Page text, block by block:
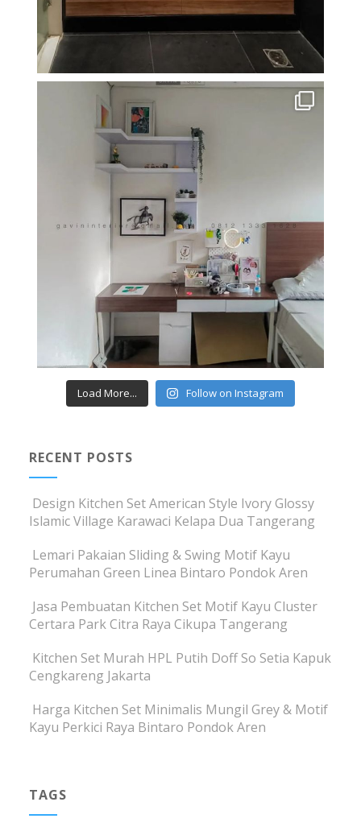
Load More... Follow on Instagram
RECENT POSTS
Design Kitchen Set American Style Ivory Glossy
Islamic Village Karawaci Kelapa Dua Tangerang
Lemari Pakaian Sliding & Swing Motif Kayu
Perumahan Green Linea Bintaro Pondok Aren
Jasa Pembuatan Kitchen Set Motif Kayu Cluster
Certara Park Citra Raya Cikupa Tangerang
Kitchen Set Murah HPL Putih Doff So Setia Kapuk
Cengkareng Jakarta
Harga Kitchen Set Minimalis Mungil Grey & Motif
Kayu Perkici Raya Bintaro Pondok Aren
TAGS